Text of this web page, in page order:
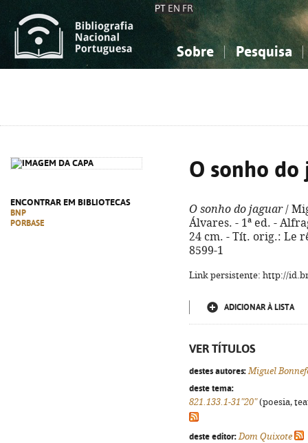
PT EN FR
Sobre Pesquisa
ENCONTRAR EM BIBLIOTECAS
BNP
PORBASE
O sonho do
O sonho do jaguar/
Álvares. - 1ª ed. -
24 cm. - Tít. orig.: Le
8599-1
Link persistente: http://
ADICIONAR À LISTA
VER TÍTULOS
destes autores: Miguel
deste tema:
821.133.1-31"20"(poesia,
deste editor: Dom Quixote